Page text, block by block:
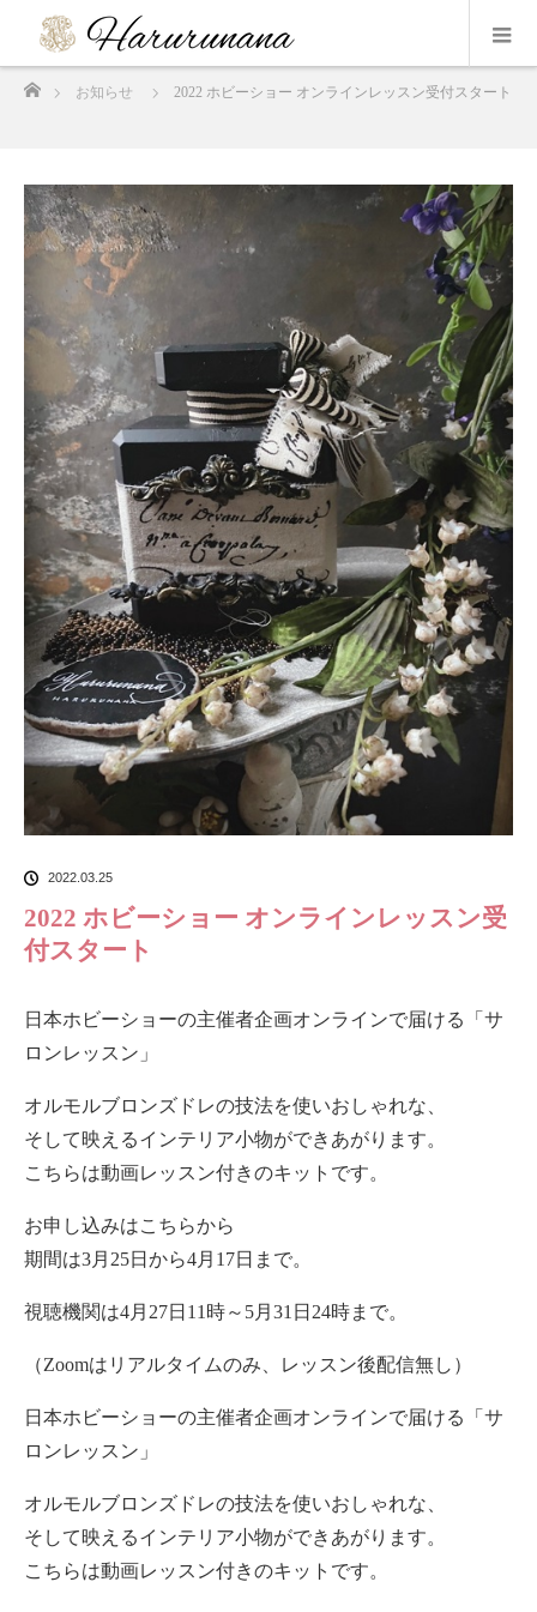
ホーム
お知らせ 2022 ホビーショー オンラインレッスン受付スタート
2022.03.25
2022 ホビーショー オンラインレッスン受
付スタート
日本ホビーショーの主催者企画オンラインで届ける「サ
ロンレッスン」
オルモルブロンズドレの技法を使いおしゃれな、
そして映えるインテリア小物ができあがります。
こちらは動画レッスン付きのキットです。
お申し込みはこちらから
期間は3月25日から4月17日まで。
視聴機関は4月27日11時～5月31日24時まで。
（Zoomはリアルタイムのみ、レッスン後配信無し）
日本ホビーショーの主催者企画オンラインで届ける「サ
ロンレッスン」
オルモルブロンズドレの技法を使いおしゃれな、
そして映えるインテリア小物ができあがります。
こちらは動画レッスン付きのキットです。